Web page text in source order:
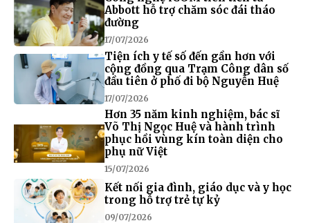
Abbott hỗ trợ chăm sóc đái tháo
đường
17/07/2026
Tiện ích y tế số đến gần hơn với
cộng đồng qua Trạm Công dân số
đầu tiên ở phố đi bộ Nguyễn Huệ
17/07/2026
Hơn 35 năm kinh nghiệm, bác sĩ
Võ Thị Ngọc Huệ và hành trình
phục hồi vùng kín toàn diện cho
phụ nữ Việt
15/07/2026
Kết nối gia đình, giáo dục và y học
trong hỗ trợ trẻ tự kỷ
09/07/2026